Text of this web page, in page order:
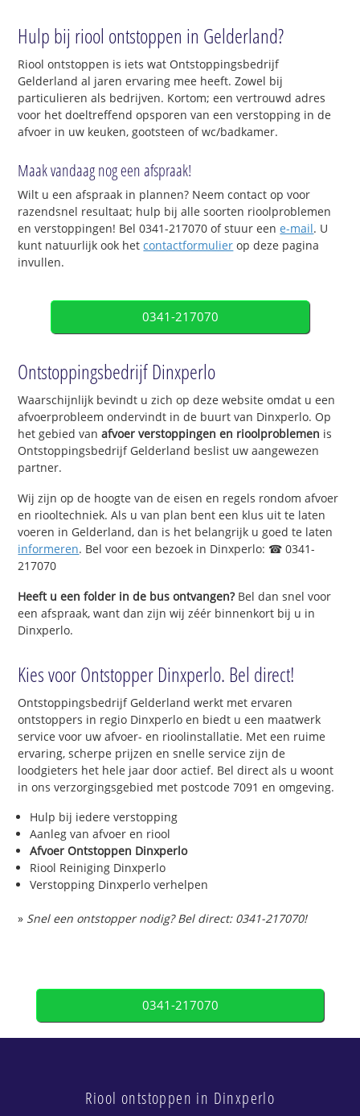
Hulp bij riool ontstoppen in Gelderland?
Riool ontstoppen is iets wat Ontstoppingsbedrijf
Gelderland al jaren ervaring mee heeft. Zowel bij
particulieren als bedrijven. Kortom; een vertrouwd adres
voor het doeltreffend opsporen van een verstopping in de
afvoer in uw keuken, gootsteen of wc/badkamer.
Maak vandaag nog een afspraak!
Wilt u een afspraak in plannen? Neem contact op voor
razendsnel resultaat; hulp bij alle soorten rioolproblemen
en verstoppingen! Bel 0341-217070 of stuur eene-mail. U
kunt natuurlijk ook hetcontactformulier op deze pagina
invullen.
0341-217070
Ontstoppingsbedrijf Dinxperlo
Waarschijnlijk bevindt u zich op deze website omdat u een
afvoerprobleem ondervindt in de buurt van Dinxperlo. Op
het gebied vanafvoer verstoppingen en rioolproblemen is
Ontstoppingsbedrijf Gelderland beslist uw aangewezen
partner.
Wij zijn op de hoogte van de eisen en regels rondom afvoer
en riooltechniek. Als u van plan bent een klus uit te laten
voeren in Gelderland, dan is het belangrijk u goed te laten
informeren. Bel voor een bezoek in Dinxperlo: ☎ 0341-
217070
Heeft u een folder in de bus ontvangen?Bel dan snel voor
een afspraak, want dan zijn wij zéér binnenkort bij u in
Dinxperlo.
Kies voor Ontstopper Dinxperlo. Bel direct!
Ontstoppingsbedrijf Gelderland werkt met ervaren
ontstoppers in regio Dinxperlo en biedt u een maatwerk
service voor uw afvoer- en rioolinstallatie. Met een ruime
ervaring, scherpe prijzen en snelle service zijn de
loodgieters het hele jaar door actief. Bel direct als u woont
in ons verzorgingsgebied met postcode 7091 en omgeving.
Hulp bij iedere verstopping
Aanleg van afvoer en riool
Afvoer Ontstoppen Dinxperlo
Riool Reiniging Dinxperlo
Verstopping Dinxperlo verhelpen
» Snel een ontstopper nodig? Bel direct: 0341-217070!
0341-217070
Riool ontstoppen in Dinxperlo